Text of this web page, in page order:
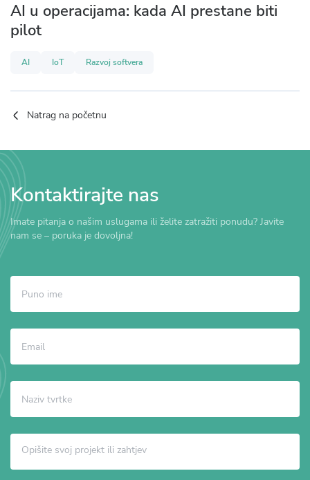
AI u operacijama: kada AI prestane biti
pilot
AI IoT Razvoj softvera
Natrag na početnu
Kontaktirajte nas
Imate pitanja o našim uslugama ili želite zatražiti ponudu? Javite
nam se – poruka je dovoljna!